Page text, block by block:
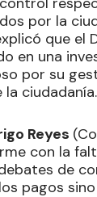
por la
que el
en una
por su
ciudadanía.
Reyes
con la
de
pagos